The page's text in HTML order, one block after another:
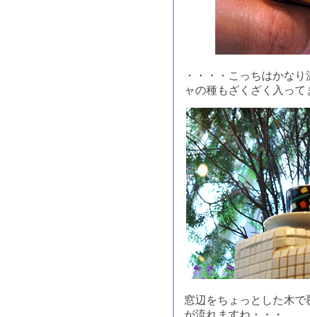
・・・・こっちはかな
ャの種もざくざく入って
窓辺をちょっとした木
が流れますね・・・。